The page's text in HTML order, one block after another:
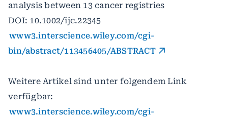
analysis between 13 cancer registries
DOI: 10.1002/ijc.22345
www3.interscience.wiley.com/cgi-
bin/abstract/113456405/ABSTRACT
Weitere Artikel sind unter folgendem Link
verfügbar:
www3.interscience.wiley.com/cgi-